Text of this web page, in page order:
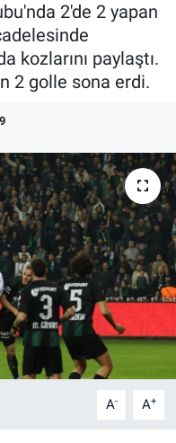
2'de 2 yapan
kozlarını paylaştı.
2 golle sona erdi.
A- A+